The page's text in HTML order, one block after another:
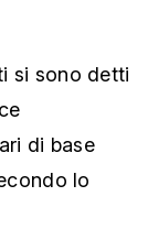
si sono detti
di base
lo